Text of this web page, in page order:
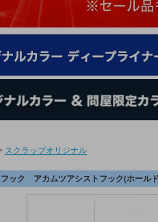
スクラップオリジナル
ック アカムツアシストフック(ホールド